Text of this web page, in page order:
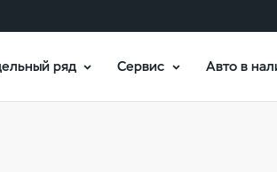
ряд Сервис Авто в